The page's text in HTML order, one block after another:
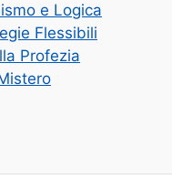
e Logica
Flessibili
Profezia